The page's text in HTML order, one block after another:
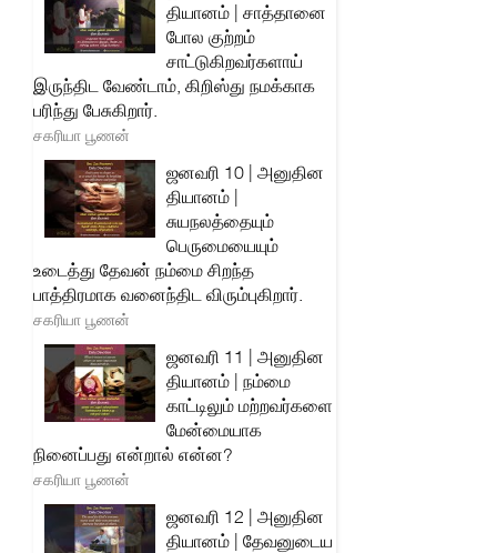
தியானம் | சாத்தானை
போல குற்றம்
சாட்டுகிறவர்களாய்
இருந்திட வேண்டாம், கிறிஸ்து நமக்காக
பரிந்து பேசுகிறார்.
சகரியா பூணன்
ஜனவரி 10 | அனுதின
தியானம் |
சுயநலத்தையும்
பெருமையையும்
உடைத்து தேவன் நம்மை சிறந்த
பாத்திரமாக வனைந்திட விரும்புகிறார்.
சகரியா பூணன்
ஜனவரி 11 | அனுதின
தியானம் | நம்மை
காட்டிலும் மற்றவர்களை
மேன்மையாக
நினைப்பது என்றால் என்ன?
சகரியா பூணன்
ஜனவரி 12 | அனுதின
தியானம் | தேவனுடைய